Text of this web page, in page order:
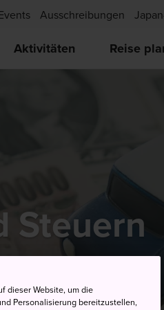
Ausschreibungen
Aktivitäten Reise
Steuern
dieser Website, um die
Personalisierung bereitzustellen,